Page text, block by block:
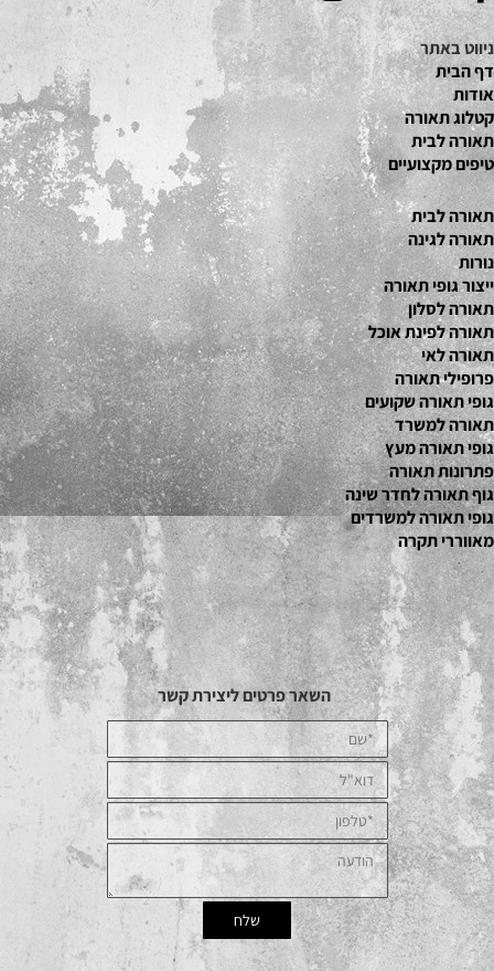
ניווט באתר
דף הבית
אודות
קטלוג תאורה
תאורה לבית
טיפים מקצועיים
תאורה לבית
תאורה לגינה
נורות
ייצור גופי תאורה
תאורה לסלון
תאורה לפינת אוכל
תאורה לאי
פרופילי תאורה
גופי תאורה שקועים
תאורה למשרד
גופי תאורה מעץ
פתרונות תאורה
גוף תאורה לחדר שינה
גופי תאורה למשרדים
מאווררי תקרה
השאר פרטים ליצירת קשר